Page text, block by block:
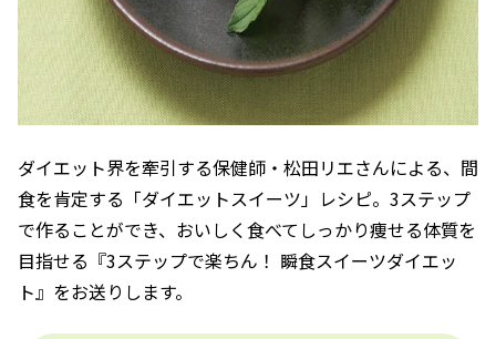
ダイエット界を牽引する保健師・松田リエさんによる、間
食を肯定する「ダイエットスイーツ」レシピ。3ステップ
で作ることができ、おいしく食べてしっかり痩せる体質を
目指せる『3ステップで楽ちん！ 瞬食スイーツダイエッ
ト』をお送りします。